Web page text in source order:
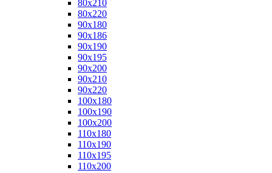
80x210
80x220
90x180
90x186
90x190
90x195
90x200
90x210
90x220
100x180
100x190
100x200
110x180
110x190
110x195
110x200